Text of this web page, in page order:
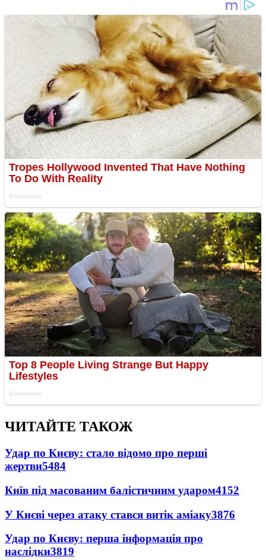
ЧИТАЙТЕ ТАКОЖ
Удар по Києву: стало відомо про перші
жертви5484
Київ під масованим балістичним ударом4152
У Києві через атаку стався витік аміаку3876
Удар по Києву: перша інформація про
наслідки3819